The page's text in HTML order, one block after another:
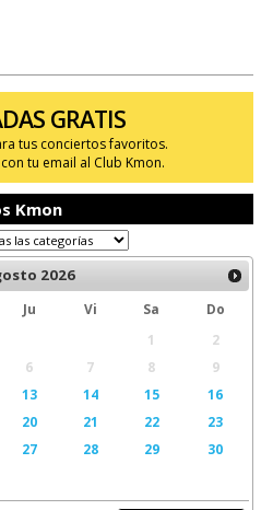
GRATIS
tus conciertos favoritos.
tu email al Club Kmon.
Kmon
2026
Ju Vi Sa
Do
1
2
6 7 8
9
13 14 15
16
20 21 22
23
27 28 29
30